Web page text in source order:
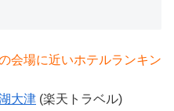
会場に近いホテルランキン
大津 (楽天トラベル)